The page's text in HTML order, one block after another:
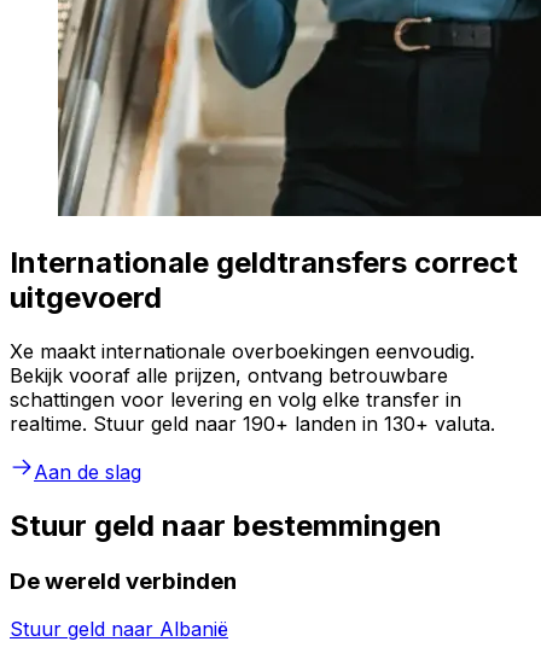
Internationale geldtransfers correct
uitgevoerd
Xe maakt internationale overboekingen eenvoudig.
Bekijk vooraf alle prijzen, ontvang betrouwbare
schattingen voor levering en volg elke transfer in
realtime. Stuur geld naar 190+ landen in 130+ valuta.
Aan de slag
Stuur geld naar bestemmingen
De wereld verbinden
Stuur geld naar Albanië